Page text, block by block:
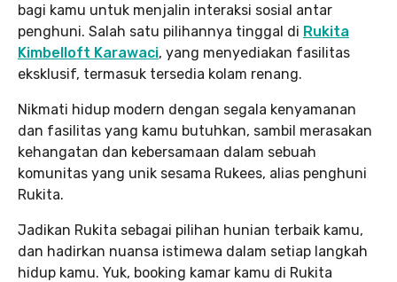
bagi kamu untuk menjalin interaksi sosial antar
penghuni. Salah satu pilihannya tinggal di Rukita
Kimbelloft Karawaci, yang menyediakan fasilitas
eksklusif, termasuk tersedia kolam renang.
Nikmati hidup modern dengan segala kenyamanan
dan fasilitas yang kamu butuhkan, sambil merasakan
kehangatan dan kebersamaan dalam sebuah
komunitas yang unik sesama Rukees, alias penghuni
Rukita.
Jadikan Rukita sebagai pilihan hunian terbaik kamu,
dan hadirkan nuansa istimewa dalam setiap langkah
hidup kamu. Yuk, booking kamar kamu di Rukita